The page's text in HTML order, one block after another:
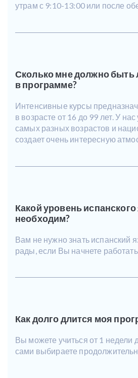
утрам с 9:10-13:00 или после
Сколько мне должно быть
в программе?
Интенсивные курсы
в возрасте от 16 до 99 лет. У
самых разных возрастов и
создает очень интересную
Какой уровень
необходим?
Вам не нужно знать испанский
рады, если Вы начнете работать
Как долго длится моя
Вы можете учиться от 1 недели
сами выбираете